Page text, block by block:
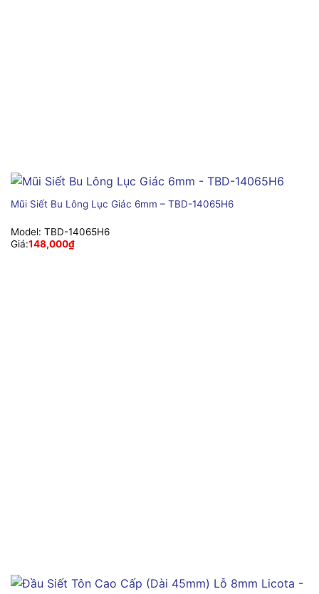
Mũi Siết Bu Lông Lục Giác 6mm – TBD-14065H6
Model: TBD-14065H6
Giá:148,000₫